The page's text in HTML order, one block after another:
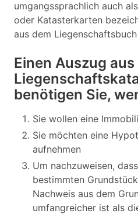
umgangssprachlich auch
oder Katasterkarten
aus dem
Einen Auszug aus
benötigen Sie,
Sie wollen eine
Sie möchten eine
aufnehmen
Um nachzuweisen,
bestimmten
Nachweis aus dem
umfangreicher ist als